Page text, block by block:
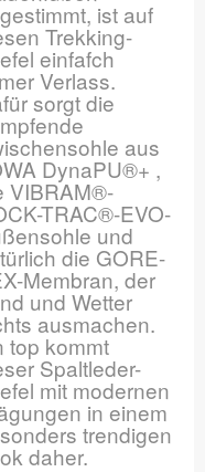
ist auf
Trekking-
einfafch
Verlass.
sorgt die
aus
DynaPU®+ ,
VIBRAM®-
TRAC®-EVO-
und
die GORE-
Membran, der
und Wetter
ausmachen.
top kommt
Spaltleder-
mit modernen
in einem
trendigen
daher.